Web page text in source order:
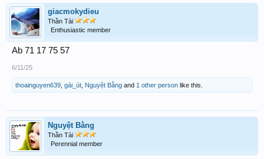
giacmokydieu
Thần Tài
Enthusiastic member
Ab 71 17 75 57
6/11/25
thoainguyen639 gái_út Nguyệt Bằng and 1 other person like this.
Nguyệt Bằng
Thần Tài
Perennial member